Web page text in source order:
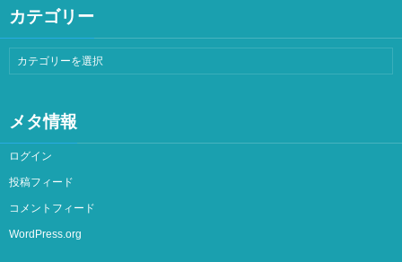
カテゴリー
メタ情報
ログイン
投稿フィード
コメントフィード
WordPress.org